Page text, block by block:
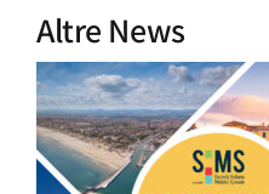
Altre News